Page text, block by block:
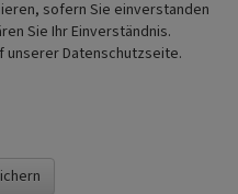
/ Meisenthal
sofern Sie einverstanden
Sie Ihr Einverständnis.
unserer Datenschutzseite.